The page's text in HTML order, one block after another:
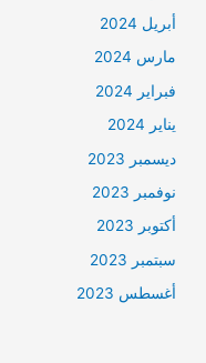
أبريل 2024
مارس 2024
فبراير 2024
يناير 2024
ديسمبر 2023
نوفمبر 2023
أكتوبر 2023
سبتمبر 2023
أغسطس 2023